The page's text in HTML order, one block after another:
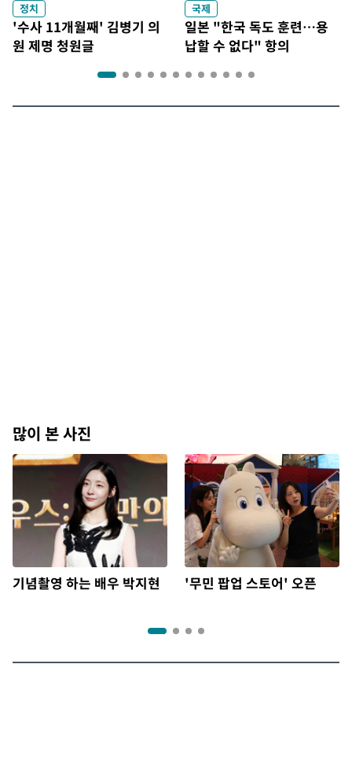
정치
'수사 11개월째' 김병기 의
원 제명 청원글
국제
일본 "한국 독도 훈련…용
납할 수 없다" 항의
많이 본 사진
기념촬영 하는 배우 박지현 '무민 팝업 스토어' 오픈